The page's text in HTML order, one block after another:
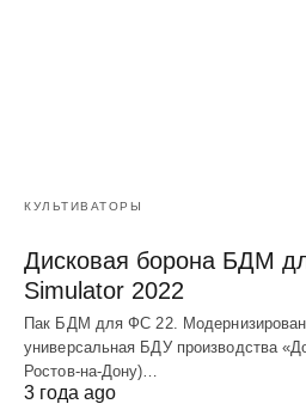
КУЛЬТИВАТОРЫ
Дисковая борона БДМ
Simulator 2022
Пак БДМ для ФС 22.
универсальная БДУ производства
Ростов-на-Дону)…
3 года ago